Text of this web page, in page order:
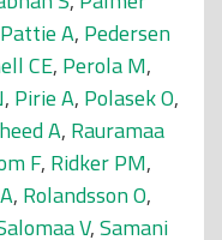
Pattie A, Pedersen
CE, Perola M,
, Pirie A, Polasek O,
A, Rauramaa
F, Ridker PM,
, Rolandsson O,
V,Samani